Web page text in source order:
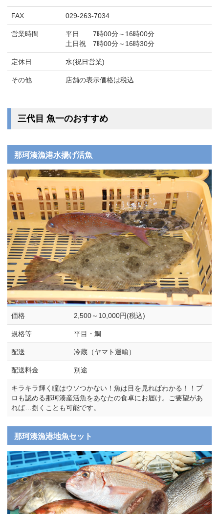
FAX 029-263-7034
営業時間
平日 7時00分～16時00分
土日祝 7時00分～16時30分
定休日 水(祝日営業)
その他 店舗の表示価格は税込
三代目 魚一のおすすめ
那珂湊漁港水揚げ活魚
価格 2,500～10,000円(税込)
規格等 平目・鯛
配送 冷蔵（ヤマト運輸）
配送料金 別途
キラキラ輝く瞳はウソつかない！魚は目を見ればわかる！！プ
ロも認める那珂湊産活魚をあなたの食卓にお届け。ご要望があ
れば…捌くことも可能です。
那珂湊漁港地魚セット